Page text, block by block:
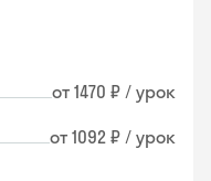
от 1470 ₽ / урок
от 1092 ₽ / урок